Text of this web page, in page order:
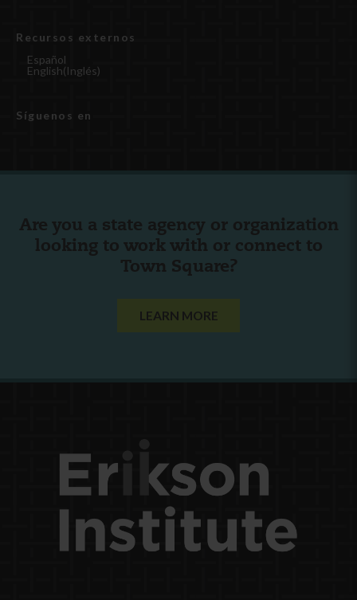
Recursos externos
Español
English(Inglés)
Síguenos en
Are you a state agency or organization
looking to work with or connect to
Town Square?
LEARN MORE